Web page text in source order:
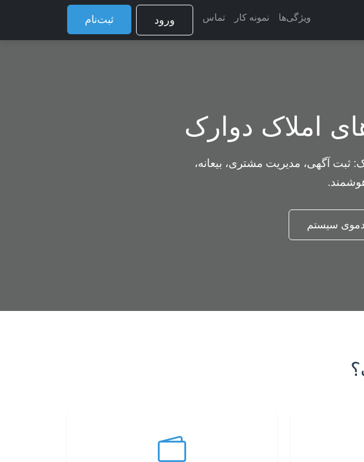
ویژگی‌ها نمونه کار تماس ورود ثبت‌نام
املاک دوارک
ثبت آگهی، مدیریت مشتری، بیعانه،
دموی سیستم